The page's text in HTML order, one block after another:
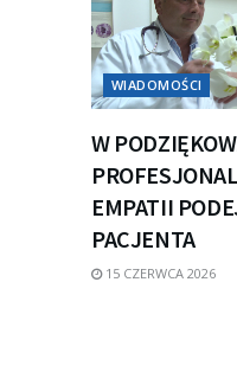
WIADOMOŚCI
W
EMPATII
PACJENTA
15 CZERWCA 2026